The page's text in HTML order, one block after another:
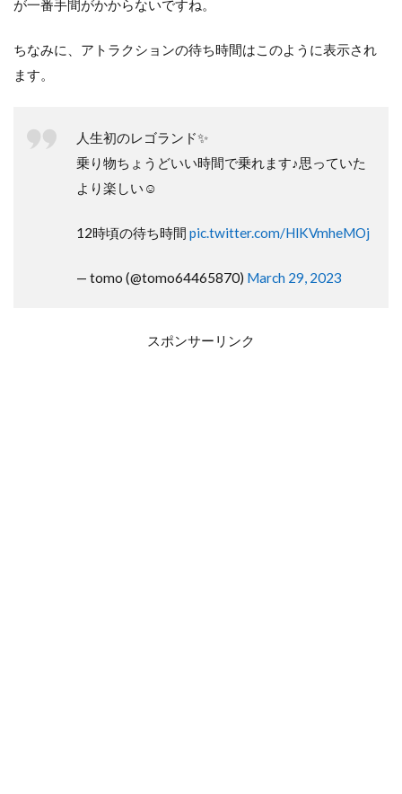
が一番手間がかからないですね。
ちなみに、アトラクションの待ち時間はこのように表示され
ます。
人生初のレゴランド✨
乗り物ちょうどいい時間で乗れます♪思っていた
より楽しい☺️
12時頃の待ち時間 pic.twitter.com/HlKVmheMOj
— tomo (@tomo64465870) March 29, 2023
スポンサーリンク